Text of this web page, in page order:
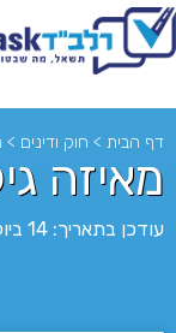
דף הבית > חוק ודינים >
מאיזה
עודכן בתאריך: 14 ביולי 2025